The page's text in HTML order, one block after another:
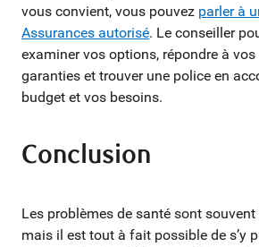
vous convient, vous pouvez parler à
Assurances autorisé. Le conseiller
examiner vos options, répondre à
garanties et trouver une police en
budget et vos besoins.
Conclusion
Les problèmes de santé sont
mais il est tout à fait possible de s’y